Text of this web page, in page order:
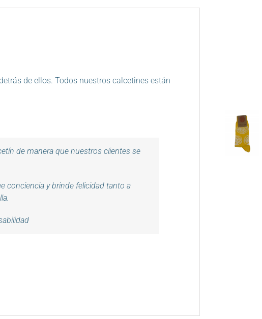
de ellos. Todos nuestros calcetines están
de manera que nuestros clientes se
conciencia y brinde felicidad tanto a